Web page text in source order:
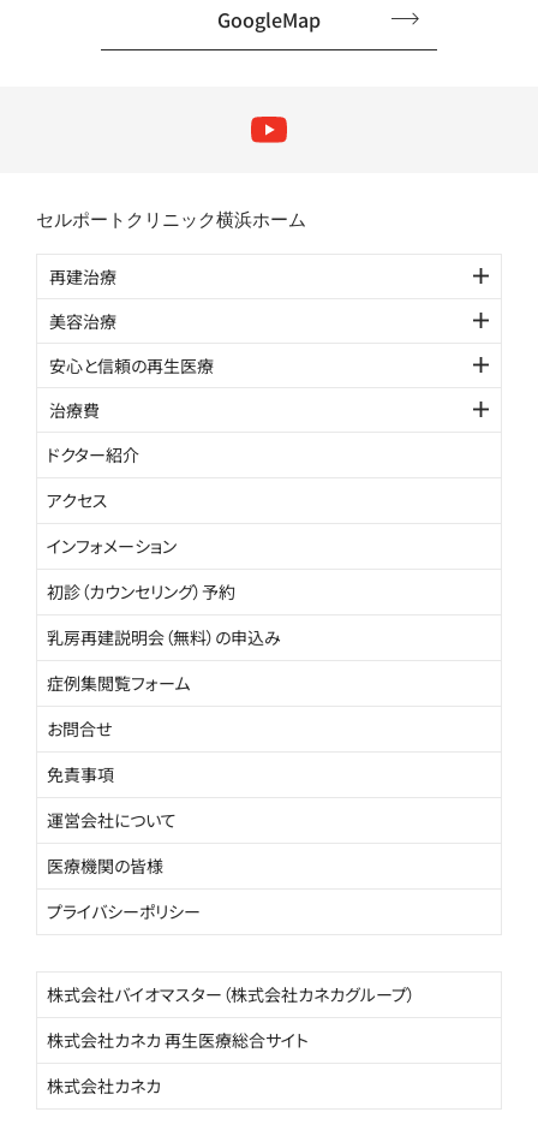
GoogleMap
セルポートクリニック横浜ホーム
再建治療
美容治療
安心と信頼の再生医療
治療費
ドクター紹介
アクセス
インフォメーション
初診（カウンセリング）予約
乳房再建説明会（無料）の申込み
症例集閲覧フォーム
お問合せ
免責事項
運営会社について
医療機関の皆様
プライバシーポリシー
株式会社バイオマスター（株式会社カネカグループ）
株式会社カネカ 再生医療総合サイト
株式会社カネカ